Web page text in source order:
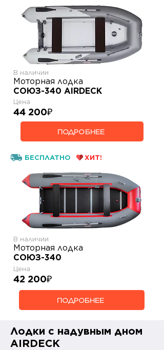
В наличии
Моторная лодка
СОЮЗ-340 AIRDECK
Цена
44 200₽
ПОДРОБНЕЕ
Моторная лодка
СОЮЗ-340
В наличии
Цена
42 200₽
ПОДРОБНЕЕ
БЕСПЛАТНО ХИТ!
Лодки с надувным дном
AIRDECK